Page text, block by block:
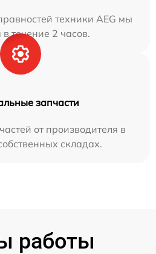
техники AEG мы
течение 2 часов.
запчасти
от производителя в
складах.
работы